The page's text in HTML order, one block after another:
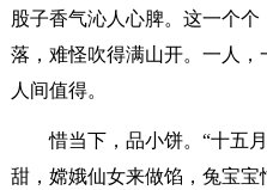
股子香气沁人心脾。这一个
落，难怪吹得满山开。一人
人间值得。
惜当下，品小饼。“十五
甜，嫦娥仙女来做馅，兔宝